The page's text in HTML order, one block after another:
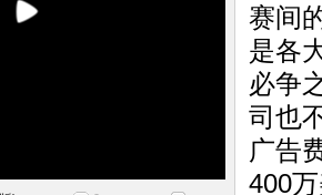
赛间
是各
必争
司也
广告
400